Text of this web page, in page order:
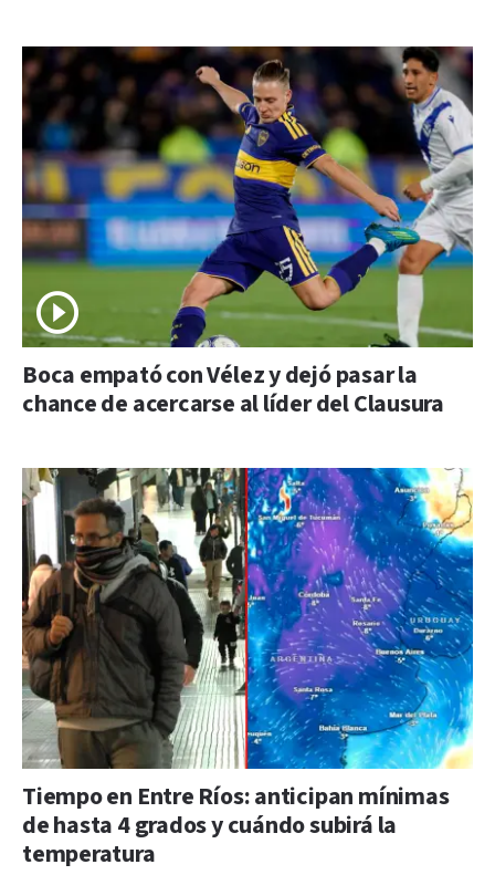
Boca empató con Vélez y dejó pasar la
chance de acercarse al líder del Clausura
Tiempo en Entre Ríos: anticipan mínimas
de hasta 4 grados y cuándo subirá la
temperatura